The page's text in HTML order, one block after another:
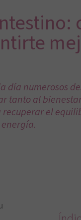
numerosos
tanto al
el